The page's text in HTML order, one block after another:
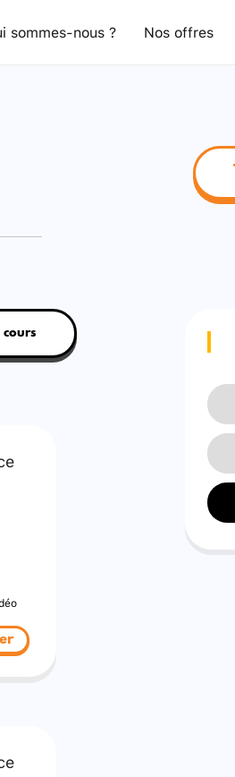
sommes-nous ? Nos offres